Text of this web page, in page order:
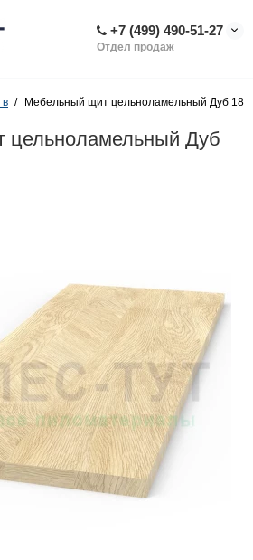
+7 (499) 490-51-27
Отдел продаж
Мебельный щит цельноламельный Дуб
Дуб